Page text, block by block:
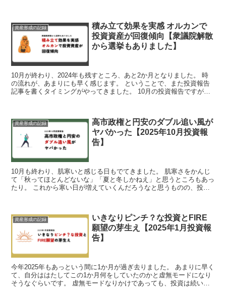
資産形成の記録
積み立て効果を実感 オルカンで
投資資産が回復傾向【衆議院解散
から選挙もありました】
10月が終わり、2024年も残すところ、あと2か月となりました。 時
の流れが、あまりにも早く感じます。 ということで、また投資報告
記事を書くタイミングがやってきました。 10月の投資報告ですが、
資産形成の記録
高市政権と円安のダブル追い風が
ヤバかった【2025年10月投資報
告】
10月も終わり、肌寒いと感じる日もでてきました。 肌寒さをかんじ
て「秋ってほとんどないな」「夏と冬しかねえ」と思うところもあっ
たり。 これから寒い日が増えていくんだろうなと思うものの、投資
資産形成の記録
いきなりピンチ？な投資とFIRE
願望の芽生え【2025年1月投資報
告】
今年2025年もあっという間に1か月が過ぎ去りました。 あまりに早く
て、自分ははたしてこの1か月何をしていたのかと虚無モードになり
そうなぐらいです。 虚無モードなりかけであっても、投資は続いて